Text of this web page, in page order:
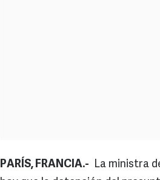
PARÍS, FRANCIA.- La ministra